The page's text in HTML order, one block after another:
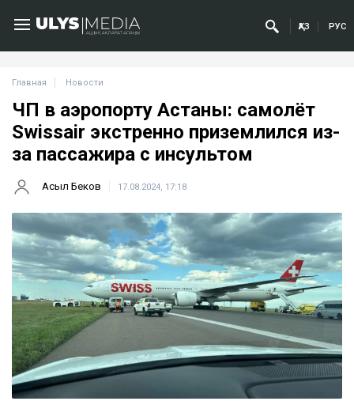
ҚАЗ РУС
Главная Новости
ЧП в аэропорту Астаны: самолёт
Swissair экстренно приземлился из-
за пассажира с инсультом
Асыл Беков 17.08.2024, 17:18